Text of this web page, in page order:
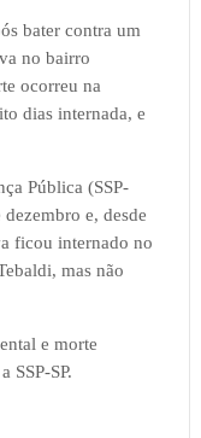
bater contra um
no bairro
ocorreu na
dias internada, e
Pública (SSP-
e, desde
ficou internado no
mas não
e morte
SSP-SP.